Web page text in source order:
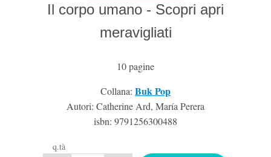
Il corpo umano - Scopri apri
meravigliati
10pagine
Collana: Buk Pop
Autori: Catherine Ard, María Perera
isbn: 9791256300488
q.tà